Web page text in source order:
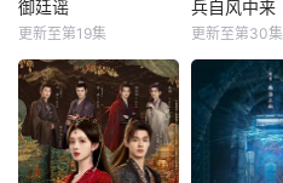
御廷谣
更新至第19集
兵自风中来
更新至第30集